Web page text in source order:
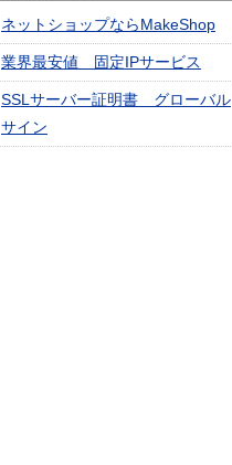
ネットショップならMakeShop
業界最安値 固定IPサービス
SSLサーバー証明書 グローバル
サイン